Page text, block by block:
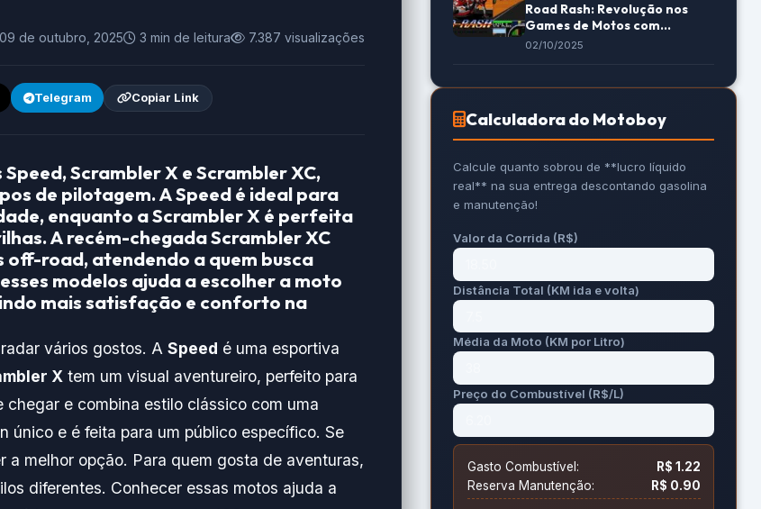
09 de outubro, 2025 3 min de leitura 7.387 visualizações
Telegram Copiar Link
Scrambler X e Scrambler XC,
de pilotagem. A Speed é ideal para
enquanto a Scrambler X é perfeita
A recém-chegada Scrambler XC
off-road, atendendo a quem busca
modelos ajuda a escolher a moto
mais satisfação e conforto na
vários gostos. A Speed é uma esportiva
X tem um visual aventureiro, perfeito para
e combina estilo clássico com uma
único e é feita para um público específico. Se
melhor opção. Para quem gosta de aventuras,
diferentes. Conhecer essas motos ajuda a
Road Rash: Revolução nos
Games de Motos com
Velocidade e Pancadaria
02/10/2025
Calculadora do Motoboy
Calcule quanto sobrou de **lucro líquido
real** na sua entrega descontando gasolina
e manutenção!
Valor da Corrida (R$)
Distância Total (KM ida e volta)
Média da Moto (KM por Litro)
Preço do Combustível (R$/L)
Gasto Combustível:
R$ 1.22
Reserva Manutenção:
R$ 0.90